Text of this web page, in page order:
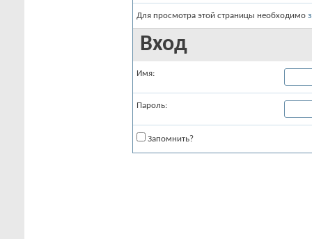
Для просмотра этой страницы необходимо
Вход
Имя:
Пароль:
Запомнить?